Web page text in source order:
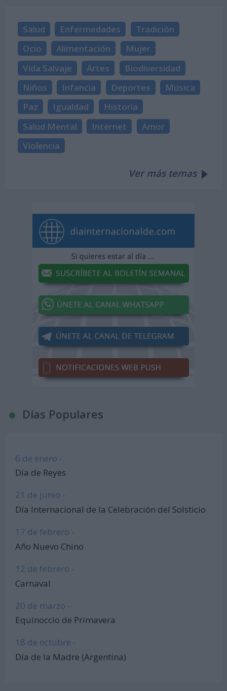
Salud Enfermedades
Tradición
Ocio
Alimentación
Mujer
Vida Salvaje
Artes
Biodiversidad
Niños
Infancia Deportes
Música
Paz
Igualdad
Historia
Salud Mental
Internet
Amor
Violencia
Ver más temas
Días Populares
6 de enero -
Día de Reyes
21 de junio -
Día Internacional de la Celebración del Solsticio
17 de febrero -
Año Nuevo Chino
12 de febrero -
Carnaval
20 de marzo -
Equinoccio de Primavera
18 de octubre -
Día de la Madre (Argentina)